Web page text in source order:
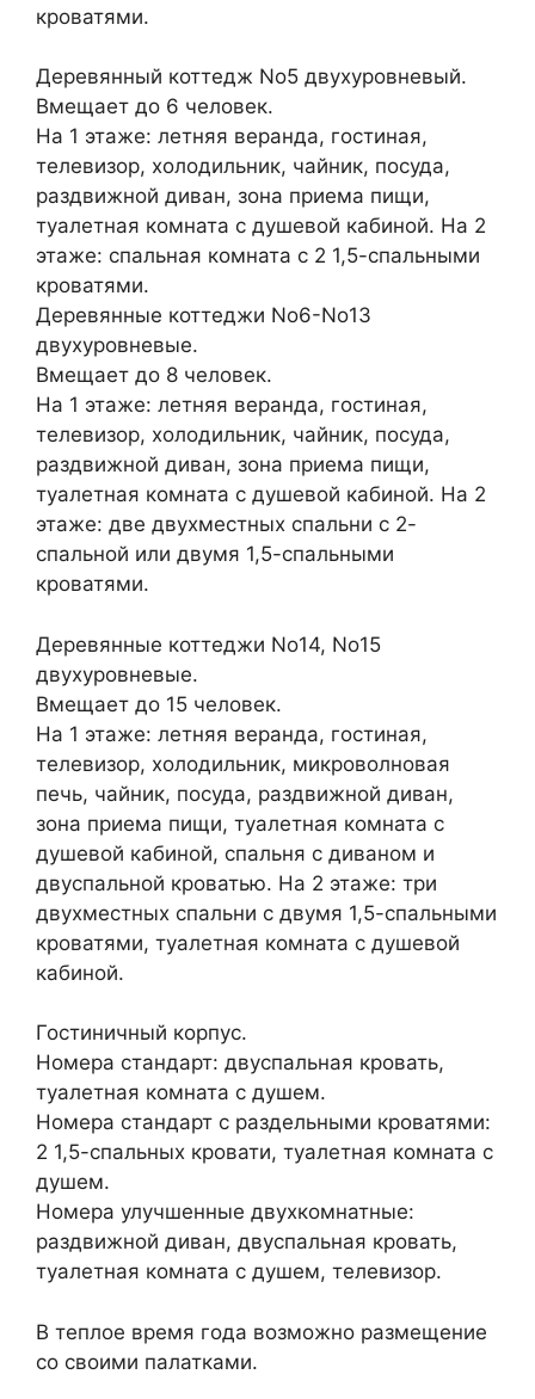
кроватями.
Деревянный коттедж No5 двухуровневый.
Вмещает до 6 человек.
На 1 этаже: летняя веранда, гостиная,
телевизор, холодильник, чайник, посуда,
раздвижной диван, зона приема пищи,
туалетная комната с душевой кабиной. На 2
этаже: спальная комната с 2 1,5-спальными
кроватями.
Деревянные коттеджи No6-No13
двухуровневые.
Вмещает до 8 человек.
На 1 этаже: летняя веранда, гостиная,
телевизор, холодильник, чайник, посуда,
раздвижной диван, зона приема пищи,
туалетная комната с душевой кабиной. На 2
этаже: две двухместных спальни с 2-
спальной или двумя 1,5-спальными
кроватями.
Деревянные коттеджи No14, No15
двухуровневые.
Вмещает до 15 человек.
На 1 этаже: летняя веранда, гостиная,
телевизор, холодильник, микроволновая
печь, чайник, посуда, раздвижной диван,
зона приема пищи, туалетная комната с
душевой кабиной, спальня с диваном и
двуспальной кроватью. На 2 этаже: три
двухместных спальни с двумя 1,5-спальными
кроватями, туалетная комната с душевой
кабиной.
Гостиничный корпус.
Номера стандарт: двуспальная кровать,
туалетная комната с душем.
Номера стандарт с раздельными кроватями:
2 1,5-спальных кровати, туалетная комната с
душем.
Номера улучшенные двухкомнатные:
раздвижной диван, двуспальная кровать,
туалетная комната с душем, телевизор.
В теплое время года возможно размещение
со своими палатками.